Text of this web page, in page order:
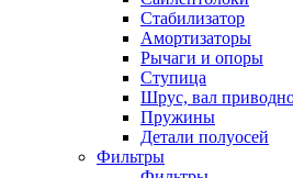
Стабилизатор
Амортизаторы
Рычаги и опоры
Ступица
Шрус, вал
Пружины
Детали полуосей
Фильтры